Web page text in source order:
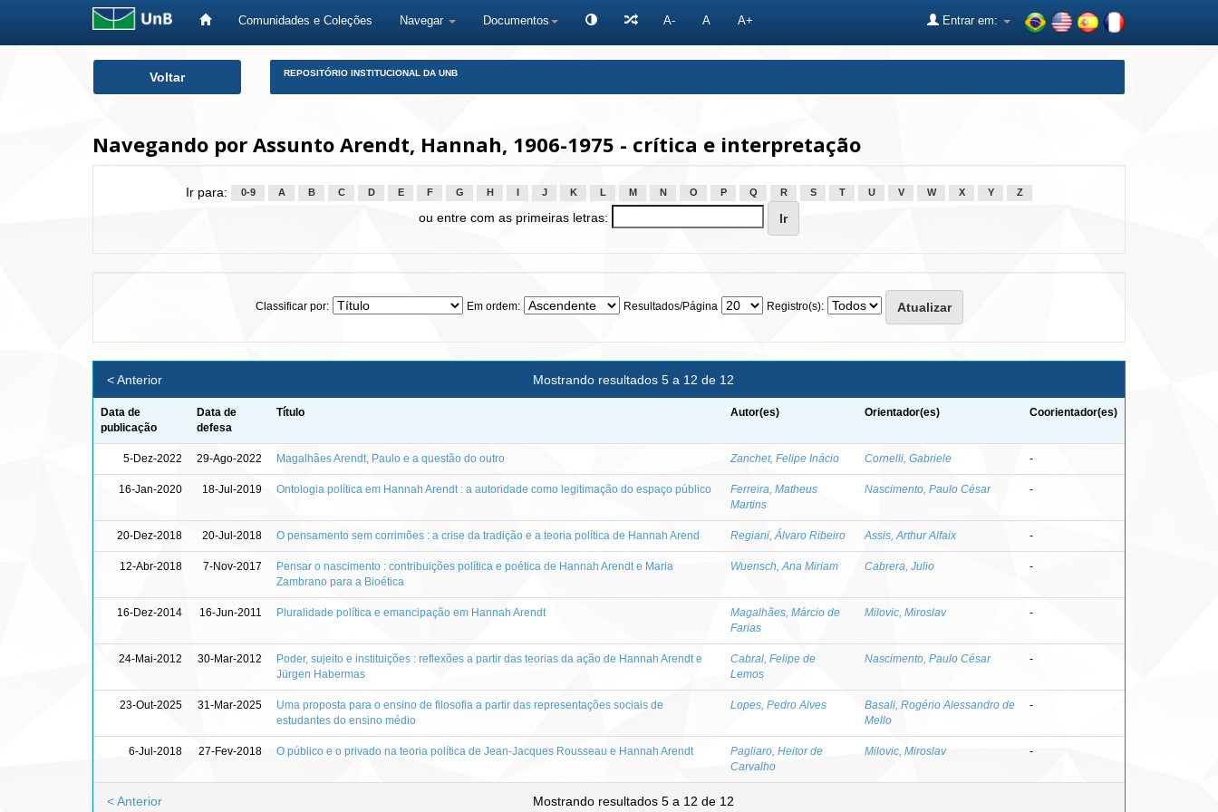
Comunidades e Coleções Navegar Documentos A- A A+ Entrar em:
Voltar REPOSITÓRIO INSTITUCIONAL DA UNB
Navegando por Assunto Arendt, Hannah, 1906-1975 - crítica e interpretação
Ir para: 0-9 A B C D E F G H J K L M N O P Q R S T U V W X Y Z
ou entre com as primeiras letras:
Classificar por: Em ordem: Resultados/Página Registro(s):
Mostrando resultados 5 a 12 de 12
< Anterior
Data de
publicação
Data de
defesa
Título Autor(es) Orientador(es) Coorientador(es)
5-Dez-2022 29-Ago-2022 Magalhães Arendt, Paulo e a questão do outro Zanchet, Felipe Inácio Cornelli, Gabriele -
16-Jan-2020 18-Jul-2019 Ontologia política em Hannah Arendt : a autoridade como legitimação do espaço público
Ferreira, Matheus
Martins
Nascimento, Paulo César -
20-Dez-2018 20-Jul-2018 O pensamento sem corrimões : a crise da tradição e a teoria política de Hannah Arend Regiani, Álvaro Ribeiro Assis, Arthur Alfaix -
12-Abr-2018 7-Nov-2017
Pensar o nascimento : contribuições política e poética de Hannah Arendt e Maria
Zambrano para a Bioética
Wuensch, Ana Miriam Cabrera, Julio -
16-Dez-2014 16-Jun-2011 Pluralidade política e emancipação em Hannah Arendt
Magalhães, Márcio de
Farias
Milovic, Miroslav -
24-Mai-2012 30-Mar-2012
Poder, sujeito e instituições : reflexões a partir das teorias da ação de Hannah Arendt e
Jürgen Habermas
Cabral, Felipe de
Lemos
Nascimento, Paulo César -
23-Out-2025 31-Mar-2025
Uma proposta para o ensino de filosofia a partir das representações sociais de
estudantes do ensino médio
Lopes, Pedro Alves
Basali, Rogério Alessandro de
Mello
-
6-Jul-2018 27-Fev-2018 O público e o privado na teoria política de Jean-Jacques Rousseau e Hannah Arendt
Pagliaro, Heitor de
Carvalho
Milovic, Miroslav -
Mostrando resultados 5 a 12 de 12
< Anterior